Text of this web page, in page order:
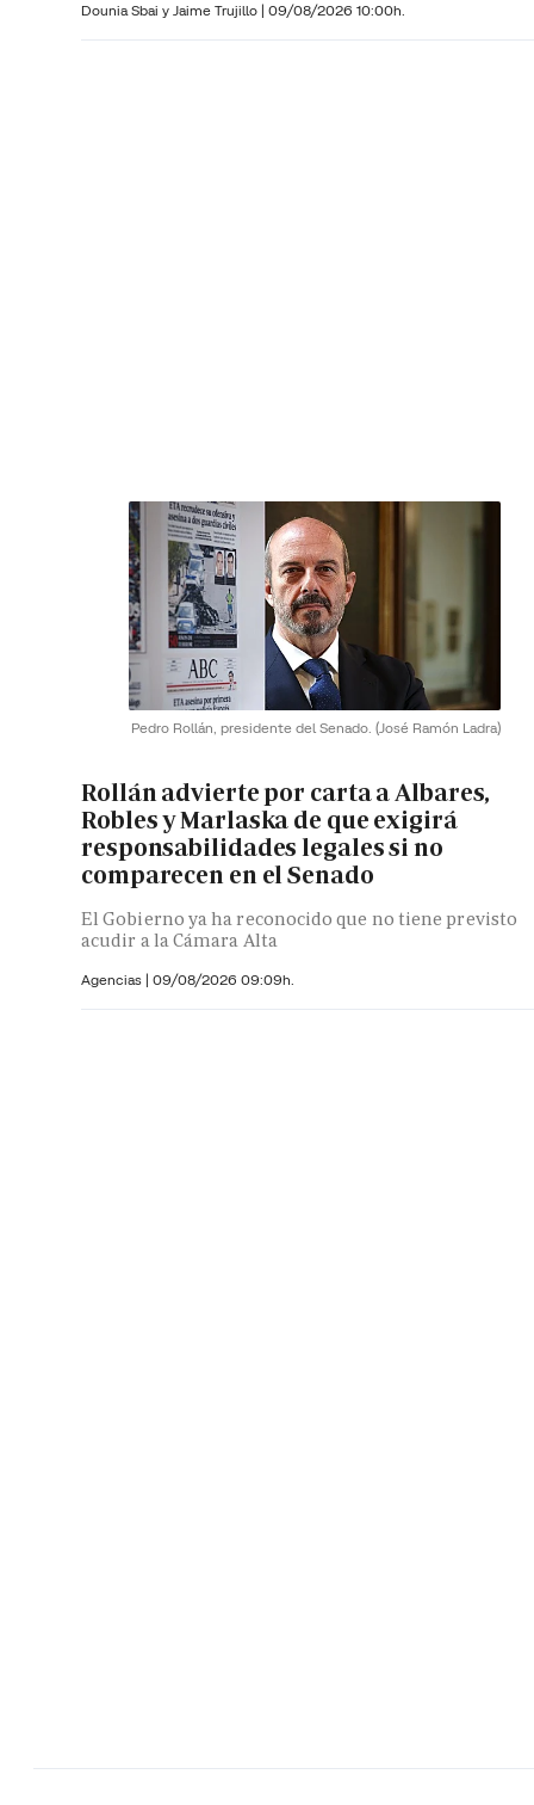
Dounia Sbai y Jaime Trujillo | 09/08/2026 10:00h.
Pedro Rollán, presidente del Senado. (José Ramón Ladra)
Rollán advierte por carta a Albares,
Robles y Marlaska de que exigirá
responsabilidades legales si no
comparecen en el Senado
El Gobierno ya ha reconocido que no tiene previsto
acudir a la Cámara Alta
Agencias | 09/08/2026 09:09h.